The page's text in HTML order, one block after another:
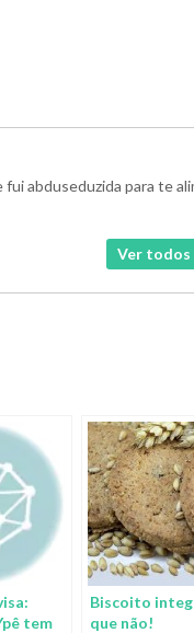
fui abduseduzida para te
Ver todos
tem
Biscoito
que não!